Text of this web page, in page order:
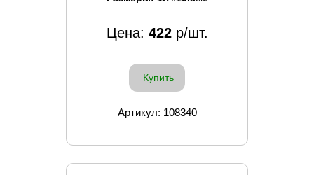
Цена: 422р/шт.
Купить
Артикул: 108340